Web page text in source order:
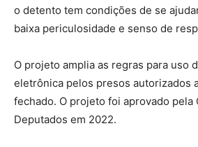
o detento tem condições de se
baixa periculosidade e senso de
O projeto amplia as regras para uso
eletrônica pelos presos autorizados
fechado. O projeto foi aprovado pela
Deputados em 2022.